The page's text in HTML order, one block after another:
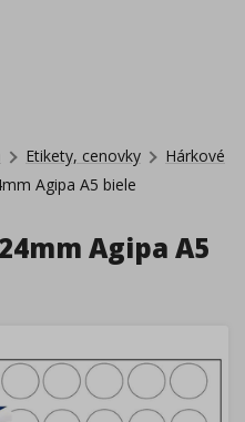
Etikety, cenovky
Hárkové
Agipa A5 biele
Agipa A5